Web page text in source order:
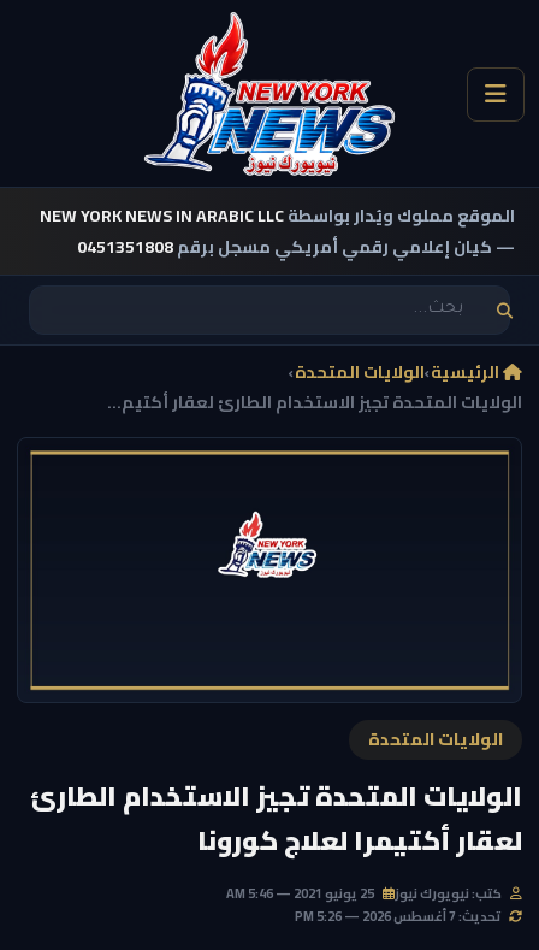
الموقع مملوك ويُدار بواسطةNEW YORK NEWS IN ARABIC LLC
— كيان إعلامي رقمي أمريكي مسجل برقم0451351808
الرئيسية›الولايات المتحدة›
الولايات المتحدة تجيز الاستخدام الطارئ لعقار أكتيم...
الولايات المتحدة
الولايات المتحدة تجيز الاستخدام الطارئ
لعقار أكتيمرا لعلاج كورونا
كتب: نيويورك نيوز
تحديث: 7 أغسطس 2026 — 5:26 PM